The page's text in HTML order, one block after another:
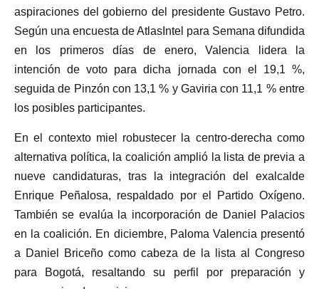
aspiraciones del gobierno del presidente Gustavo Petro.
Según una encuesta de AtlasIntel para Semana difundida
en los primeros días de enero, Valencia lidera la
intención de voto para dicha jornada con el 19,1 %,
seguida de Pinzón con 13,1 % y Gaviria con 11,1 % entre
los posibles participantes.
En el contexto miel robustecer la centro-derecha como
alternativa política, la coalición amplió la lista de previa a
nueve candidaturas, tras la integración del exalcalde
Enrique Peñalosa, respaldado por el Partido Oxígeno.
También se evalúa la incorporación de Daniel Palacios
en la coalición. En diciembre, Paloma Valencia presentó
a Daniel Briceño como cabeza de la lista al Congreso
para Bogotá, resaltando su perfil por preparación y